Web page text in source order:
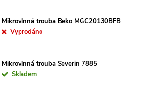
Mikrovlnná trouba Beko MGC20130BFB
Vyprodáno
Mikrovlnná trouba Severin 7885
Skladem